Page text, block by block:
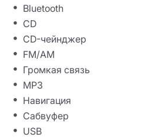
Bluetooth
CD
CD-чейнджер
FM/AM
Громкая связь
MP3
Навигация
Сабвуфер
USB